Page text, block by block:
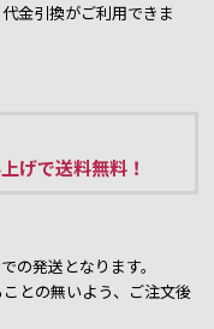
金引換がご利用できま
げで送料無料！
の発送となります。
との無いよう、ご注文後